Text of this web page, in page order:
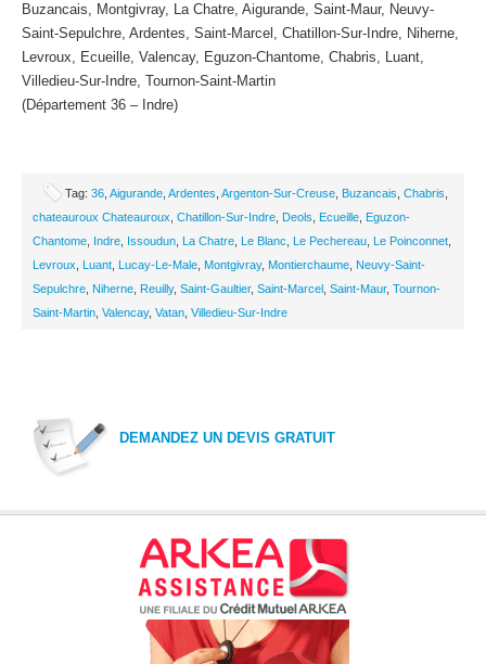
Buzancais, Montgivray, La Chatre, Aigurande, Saint-Maur, Neuvy-
Saint-Sepulchre, Ardentes, Saint-Marcel, Chatillon-Sur-Indre, Niherne,
Levroux, Ecueille, Valencay, Eguzon-Chantome, Chabris, Luant,
Villedieu-Sur-Indre, Tournon-Saint-Martin
(Département 36 – Indre)
Tag: 36 Aigurande Ardentes Argenton-Sur-Creuse Buzancais Chabris
chateauroux Chateauroux Chatillon-Sur-Indre Deols Ecueille Eguzon-
Chantome Indre Issoudun La Chatre Le Blanc Le Pechereau Le Poinconnet
Levroux
Luant Lucay-Le-Male Montgivray, Montierchaume Neuvy-Saint-
Sepulchre Niherne Reuilly, Saint-Gaultier, Saint-Marcel Saint-Maur, Tournon-
Saint-Martin Valencay, Vatan Villedieu-Sur-Indre
DEMANDEZ UN DEVIS GRATUIT